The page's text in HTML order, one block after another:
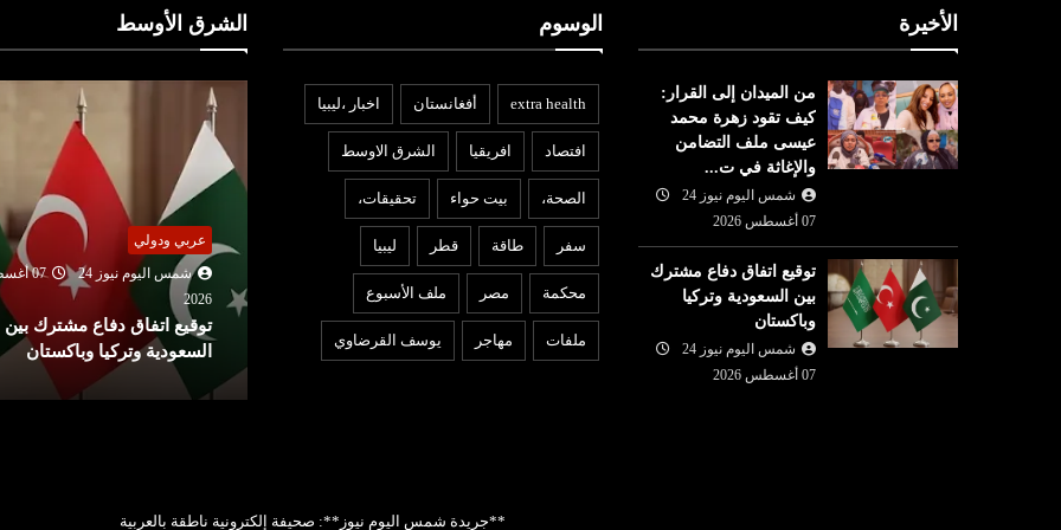
الأخيرة
من الميدان إلى القرار:
كيف تقود زهرة محمد
عيسى ملف التضامن
والإغاثة في ت...
شمس اليوم نيوز 24
07 أغسطس 2026
توقيع اتفاق دفاع مشترك
بين السعودية وتركيا
وباكستان
شمس اليوم نيوز 24
07 أغسطس 2026
الوسوم
extra health أفغانستان اخبار ،ليبيا
افتصاد افريقيا الشرق الاوسط
الصحة، بيت حواء تحقيقات،
سفر طاقة قطر ليبيا
محكمة مصر ملف الأسبوع
ملفات مهاجر يوسف القرضاوي
الشرق الأوسط
عربي ودولي
شمس اليوم نيوز 24
07 أغسطس
2026
محكمة أميركية تأمر شركة ميتا
بدفع نصف مليار دولار لتسببها
بـ'ضرر عام'
عربي ودولي
شمس اليوم نيوز 24
07 أغسطس
توقيع اتفاق دفاع مشترك بين
السعودية وتركيا وباكستان
بنوك ومؤسسات
شمس اليوم نيوز 24
07
2026
بنك تونس العربي (ATB) يعزز
التزامه تجاه صيادلة القطاع
الخاص عبر شراكة مع ...
**جريدة شمس اليوم نيوز**: صحيفة إلكترونية ناطقة بالعربية